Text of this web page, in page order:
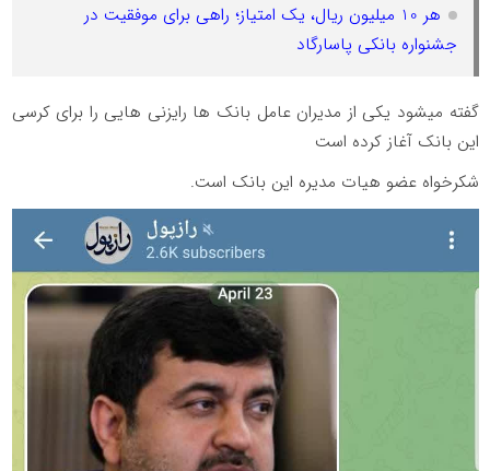
هر 10 میلیون ریال، یک امتیاز؛ راهی برای موفقیت در
جشنواره بانکی پاسارگاد
گفته میشود یکی از مدیران عامل بانک ها رایزنی هایی را برای کرسی
این بانک آغاز کرده است
شکرخواه عضو هیات مدیره این بانک است.